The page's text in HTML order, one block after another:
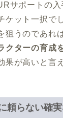
サポートの
ケット一択で
狙うのであれば
クターの育成
が高いと言
頼らない確